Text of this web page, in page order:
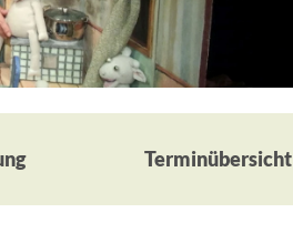
Terminübersicht